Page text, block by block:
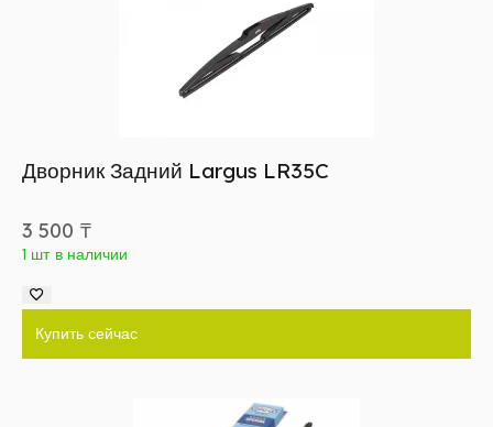
Дворник Задний Largus LR35C
3 500 ₸
1 шт в наличии
Купить сейчас